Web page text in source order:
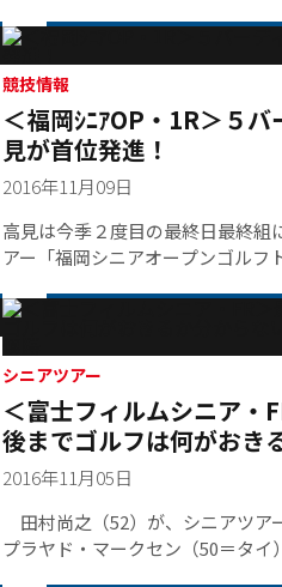
入らなれれば賞金シードを手にで
競技情報
＜福岡ｼﾆｱOP・1R＞５
見が首位発進！
2016年11月09日
高見は今季２度目の最終日最終組
アー「福岡シニアオープンゴルフ
る一日となった。首位にたったの
ボギーの６７をマークした、高見
ハン太平洋シニア以来の最終日最
狙う。４アンダーの２位には、加
に１打差の３アンダー３位タイに
６）と台湾出身の汪徳昌（５４
会特集ページは こちら＞＞◆初
シニアツアー
＜富士フィルムシニア・
後までゴルフは何がおき
い！田村の嬉しい初優勝
2016年11月05日
田村尚之（52）が、シニアツア
プラヤド・マークセン（50＝タイ